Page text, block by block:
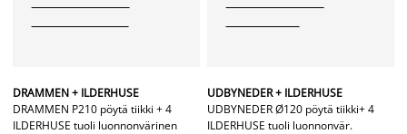
DRAMMEN + ILDERHUSE
DRAMMEN P210 pöytä tiikki + 4
ILDERHUSE tuoli luonnonvärinen
UDBYNEDER + ILDERHUSE
UDBYNEDER Ø120 pöytä tiikki+ 4
ILDERHUSE tuoli luonnonvär.